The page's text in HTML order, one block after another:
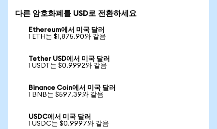
다른 암호화폐를 USD로 전환하세요
Ethereum에서 미국 달러
1 ETH는 $1,875.90와 같음
Tether USD에서 미국 달러
1 USDT는 $0.9992와 같음
Binance Coin에서 미국 달러
1 BNB는 $597.39와 같음
USDC에서 미국 달러
1 USDC는 $0.9997와 같음